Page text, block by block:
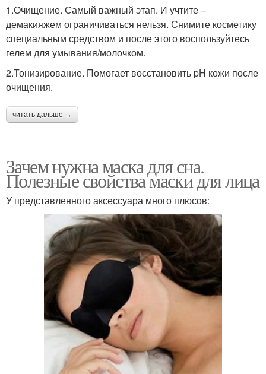
1.Очищение. Самый важный этап. И учтите –
демакияжем ограничиваться нельзя. Снимите косметику
специальным средством и после этого воспользуйтесь
гелем для умывания/молочком.
2.Тонизирование. Помогает восстановить pH кожи после
очищения.
читать дальше →
Зачем нужна маска для сна.
Полезные свойства маски для лица
У представленного аксессуара много плюсов: